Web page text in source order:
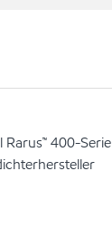
400-Serie